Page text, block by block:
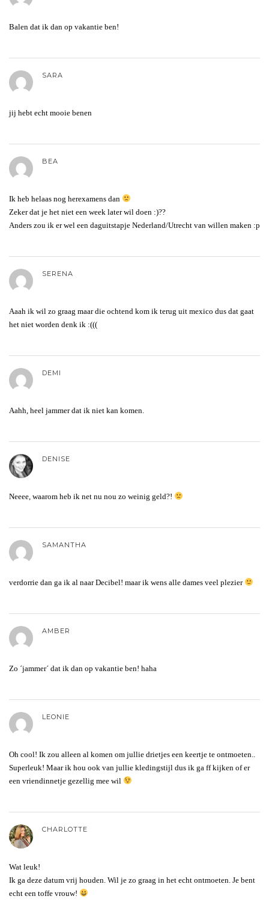
Balen dat ik dan op vakantie ben!
SARA
jij hebt echt mooie benen
BEA
Ik heb helaas nog herexamens dan
Zeker dat je het niet een week later wil doen :)??
Anders zou ik er wel een daguitstapje Nederland/Utrecht van willen maken :p
SERENA
Aaah ik wil zo graag maar die ochtend kom ik terug uit mexico dus dat gaat
het niet worden denk ik :(((
DEMI
Aahh, heel jammer dat ik niet kan komen.
DENISE
Neeee, waarom heb ik net nu nou zo weinig geld?!
SAMANTHA
verdorrie dan ga ik al naar Decibel! maar ik wens alle dames veel plezier
AMBER
Zo ´jammer´ dat ik dan op vakantie ben! haha
LEONIE
Oh cool! Ik zou alleen al komen om jullie drietjes een keertje te ontmoeten..
Superleuk! Maar ik hou ook van jullie kledingstijl dus ik ga ff kijken of er
een vriendinnetje gezellig mee wil
CHARLOTTE
Wat leuk!
Ik ga deze datum vrij houden. Wil je zo graag in het echt ontmoeten. Je bent
echt een toffe vrouw!